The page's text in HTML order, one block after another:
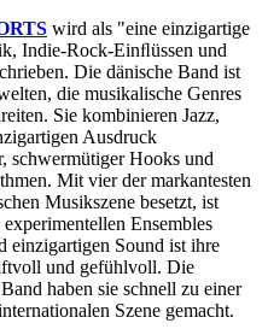
wird als "eine einzigartige
Indie-Rock-Einﬂüssen und
Die dänische Band ist
die musikalische Genres
Sie kombinieren Jazz,
Ausdruck
schwermütiger Hooks und
Mit vier der markantesten
Musikszene besetzt, ist
Ensembles
einzigartigen Sound ist ihre
und gefühlvoll. Die
haben sie schnell zu einer
Szene gemacht.